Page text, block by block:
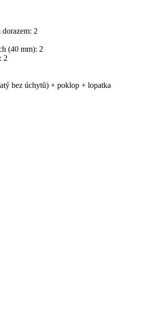
2
(40 mm): 2
2
bez úchytů) + poklop + lopatka